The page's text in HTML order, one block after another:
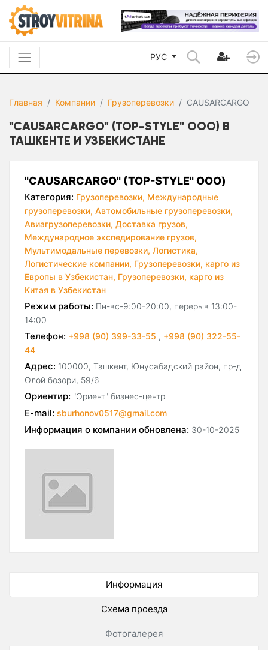
РУС
Главная Компании Грузоперевозки CAUSARCARGO
"CAUSARCARGO" (TOP-STYLE" ООО) В
ТАШКЕНТЕ И УЗБЕКИСТАНЕ
"CAUSARCARGO" (TOP-STYLE" ООО)
Категория: Грузоперевозки, Международные
грузоперевозки, Автомобильные грузоперевозки,
Авиагрузоперевозки, Доставка грузов,
Международное экспедирование грузов,
Мультимодальные перевозки, Логистика,
Логистические компании, Грузоперевозки, карго из
Европы в Узбекистан, Грузоперевозки, карго из
Китая в Узбекистан
Режим работы: Пн-вс-9:00-20:00, перерыв 13:00-
14:00
Телефон: +998 (90) 399-33-55 , +998 (90) 322-55-
44
Адрес: 100000, Ташкент, Юнусабадский район, пр-д
Олой бозори, 59/6
Ориентир: "Ориент" бизнес-центр
E-mail: sburhonov0517@gmail.com
Информация о компании обновлена: 30-10-2025
Информация
Схема проезда
Фотогалерея